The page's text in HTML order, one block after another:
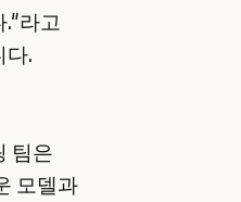
."라고
다.
팀은
모델과